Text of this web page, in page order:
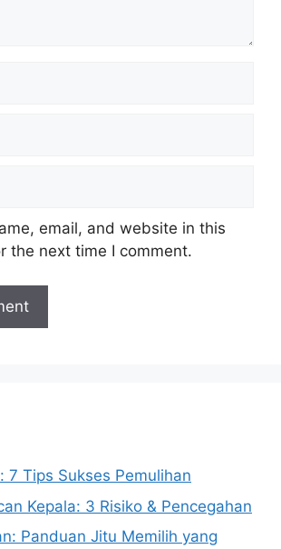
email, and website in this
the next time I comment.
7 Tips Sukses Pemulihan
Kepala: 3 Risiko & Pencegahan
Panduan Jitu Memilih yang